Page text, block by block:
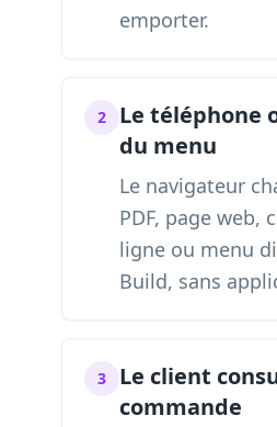
emporter.
2
Le téléphone
du menu
Le navigateur
PDF, page web,
ligne ou menu
Build, sans
3
Le client
commande